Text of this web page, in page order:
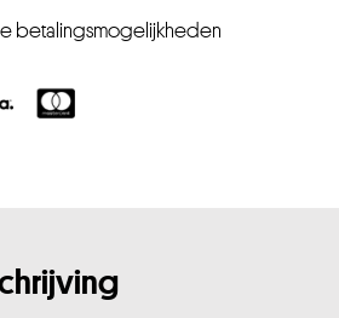
betalingsmogelijkheden